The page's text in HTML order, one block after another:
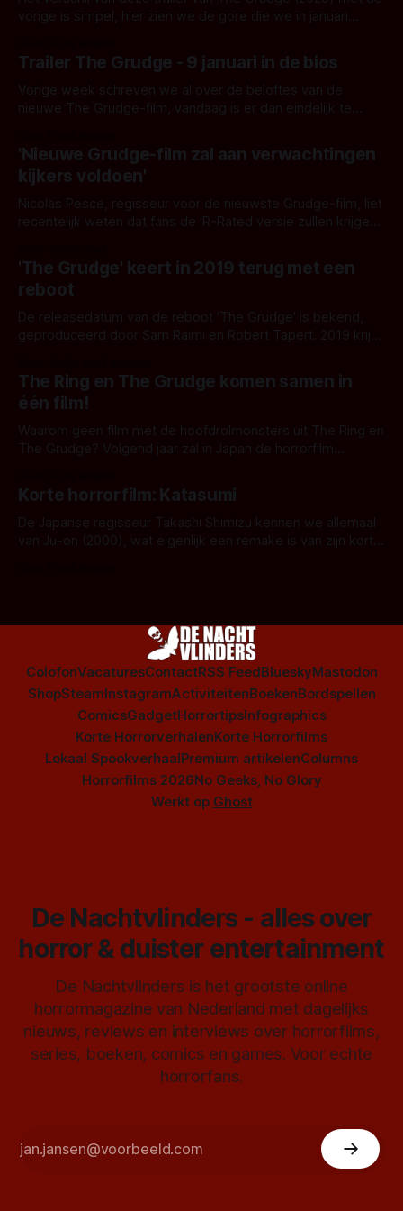
vorige is simpel, hier zien we de gore die we in januari
Trailer The Grudge - 9 januari in de bios
Vorige week schreven we al over de beloftes van de
nieuwe The Grudge-film, vandaag is er dan eindelijk te
'Nieuwe Grudge-film zal aan verwachtingen
kijkers voldoen'
Nicolas Pesce, regisseur voor de nieuwste Grudge-film, liet
recentelijk weten dat fans de ‘R-Rated versie zullen krijgen
'The Grudge' keert in 2019 terug met een
reboot
De releasedatum van de reboot 'The Grudge' is bekend,
geproduceerd door Sam Raimi en Robert Tapert. 2019 krijgt
The Ring en The Grudge komen samen in
één film!
Waarom geen film met de hoofdrolmonsters uit The Ring en
The Grudge? Volgend jaar zal in Japan de horrorfilm
Korte horrorfilm: Katasumi
De Japanse regisseur Takashi Shimizu kennen we allemaal
van Ju-on (2000), wat eigenlijk een remake is van zijn korte
ColofonVacaturesContactRSS FeedBlueskyMastodon
ShopSteamInstagramActiviteitenBoekenBordspellen
ComicsGadgetHorrortipsInfographics
Korte HorrorverhalenKorte Horrorfilms
Lokaal SpookverhaalPremium artikelenColumns
Horrorfilms 2026No Geeks, No Glory
Werkt op Ghost
De Nachtvlinders - alles over
horror & duister entertainment
De Nachtvlinders is het grootste online
horrormagazine van Nederland met dagelijks
nieuws, reviews en interviews over horrorfilms,
series, boeken, comics en games. Voor echte
horrorfans.